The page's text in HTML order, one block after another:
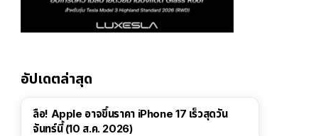
อัปเดตล่าสุด
ลือ! Apple อาจขึ้นราคา iPhone 17 เร็วสุดวัน
จันทร์นี้ (10 ส.ค. 2026)